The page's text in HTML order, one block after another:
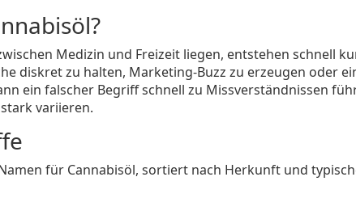
Medizin und Freizeit liegen, entstehen schnell
diskret zu halten, Marketing‑Buzz zu erzeugen oder
ein falscher Begriff schnell zu Missverständnissen
variieren.
für Cannabisöl, sortiert nach Herkunft und